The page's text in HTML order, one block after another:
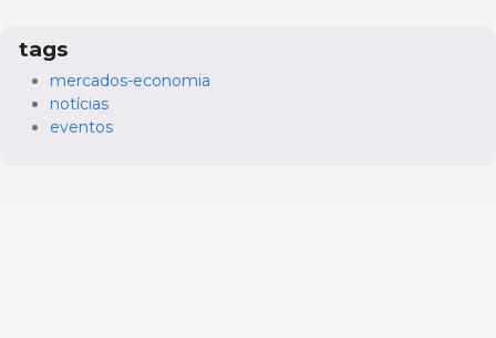
tags
mercados-economia
notícias
eventos